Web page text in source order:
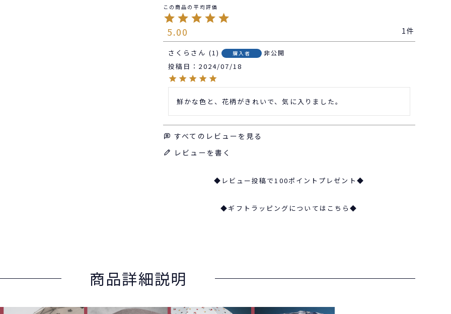
5.00 1
さくら 1 購入者 非公開
投稿日 2024/07/18
鮮かな色と、花柄がきれいで、気に入りました。
すべてのレビューを見る
レビューを書く
◆レビュー投稿で100ポイントプレゼント◆
◆ギフトラッピングについてはこちら◆
商品詳細説明